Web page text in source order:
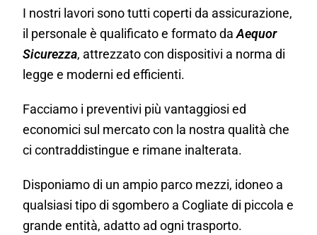
I nostri lavori sono tutti coperti da assicurazione,
il personale è qualificato e formato daAequor
Sicurezza, attrezzato con dispositivi a norma di
legge e moderni ed efficienti.
Facciamo i preventivi più vantaggiosi ed
economici sul mercato con la nostra qualità che
ci contraddistingue e rimane inalterata.
Disponiamo di un ampio parco mezzi, idoneo a
qualsiasi tipo di sgombero a Cogliate di piccola e
grande entità, adatto ad ogni trasporto.